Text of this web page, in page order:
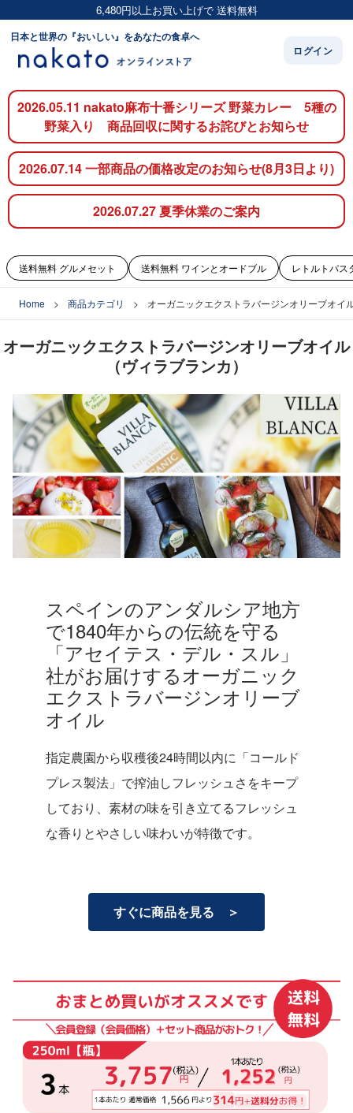
6,480円以上お買い上げで 送料無料
日本と世界の『おいしい』をあなたの食卓へ
ログイン
2026.05.11 nakato麻布十番シリーズ 野菜カレー 5種の
野菜入り 商品回収に関するお詫びとお知らせ
2026.07.14 一部商品の価格改定のお知らせ(8月3日より)
2026.07.27 夏季休業のご案内
送料無料 グルメセット 送料無料 ワインとオードブル レトルトパス
Home 商品カテゴリ オーガニックエクストラバージンオリーブオイ
オーガニックエクストラバージンオリーブオイル
（ヴィラブランカ）
スペインのアンダルシア地方
で1840年からの伝統を守る
「アセイテス・デル・スル」
社がお届けするオーガニック
エクストラバージンオリーブ
オイル
指定農園から収穫後24時間以内に「コールド
プレス製法」で搾油しフレッシュさをキープ
しており、素材の味を引き立てるフレッシュ
な香りとやさしい味わいが特徴です。
すぐに商品を見る ＞